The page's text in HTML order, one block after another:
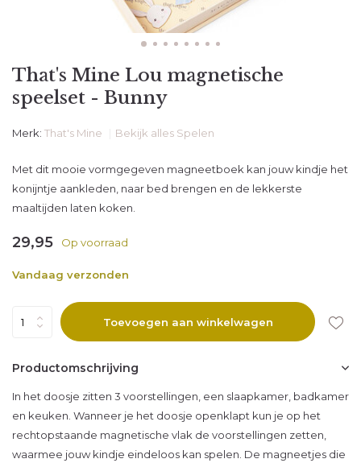
That's Mine Lou magnetische
speelset - Bunny
Merk: That's Mine Bekijk alles Spelen
Met dit mooie vormgegeven magneetboek kan jouw kindje het
konijntje aankleden, naar bed brengen en de lekkerste
maaltijden laten koken.
29,95 Op voorraad
Vandaag verzonden
Toevoegen aan winkelwagen
Productomschrijving
In het doosje zitten 3 voorstellingen, een slaapkamer, badkamer
en keuken. Wanneer je het doosje openklapt kun je op het
rechtopstaande magnetische vlak de voorstellingen zetten,
waarmee jouw kindje eindeloos kan spelen. De magneetjes die